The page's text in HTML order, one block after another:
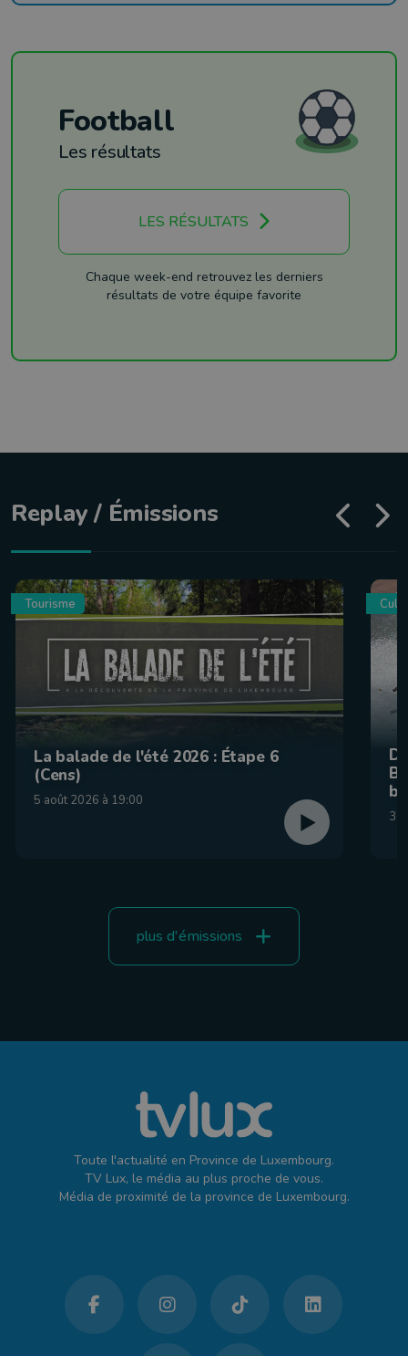
Football
Les résultats
LES RÉSULTATS
Chaque week-end retrouvez les derniers
résultats de votre équipe favorite
Replay / Émissions
Tourisme
La balade de l'été 2026 : Étape 6
(Cens)
5 août 2026 à 19:00
31
plus d'émissions
Toute l'actualité en Province de Luxembourg.
TV Lux, le média au plus proche de vous.
Média de proximité de la province de Luxembourg.